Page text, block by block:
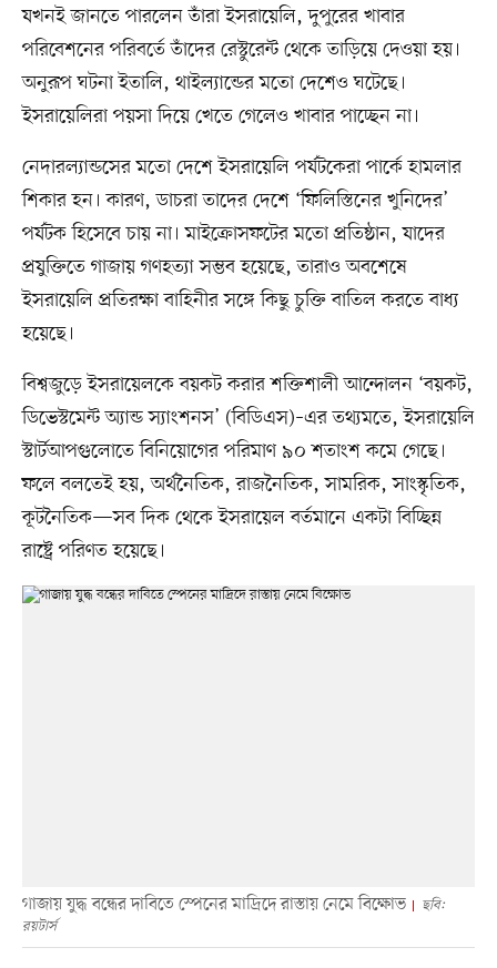
যখনই জানতে পারলেন তাঁরা ইসরায়েলি, দুপুরের খাবার
পরিবেশনের পরিবর্তে তাঁদের রেস্টুরেন্ট থেকে তাড়িয়ে দেওয়া হয়।
অনুরূপ ঘটনা ইতালি, থাইল্যান্ডের মতো দেশেও ঘটেছে।
ইসরায়েলিরা পয়সা দিয়ে খেতে গেলেও খাবার পাচ্ছেন না।
নেদারল্যান্ডসের মতো দেশে ইসরায়েলি পর্যটকেরা পার্কে হামলার
শিকার হন। কারণ, ডাচরা তাদের দেশে ‘ফিলিস্তিনের খুনিদের’
পর্যটক হিসেবে চায় না। মাইক্রোসফটের মতো প্রতিষ্ঠান, যাদের
প্রযুক্তিতে গাজায় গণহত্যা সম্ভব হয়েছে, তারাও অবশেষে
ইসরায়েলি প্রতিরক্ষা বাহিনীর সঙ্গে কিছু চুক্তি বাতিল করতে বাধ্য
হয়েছে।
বিশ্বজুড়ে ইসরায়েলকে বয়কট করার শক্তিশালী আন্দোলন ‘বয়কট,
ডিভেস্টমেন্ট অ্যান্ড স্যাংশনস’ (বিডিএস)–এর তথ্যমতে, ইসরায়েলি
স্টার্টআপগুলোতে বিনিয়োগের পরিমাণ ৯০ শতাংশ কমে গেছে।
ফলে বলতেই হয়, অর্থনৈতিক, রাজনৈতিক, সামরিক, সাংস্কৃতিক,
কূটনৈতিক—সব দিক থেকে ইসরায়েল বর্তমানে একটা বিচ্ছিন্ন
রাষ্ট্রে পরিণত হয়েছে।
গাজায় যুদ্ধ বন্ধের দাবিতে স্পেনের মাদ্রিদে রাস্তায় নেমে বিক্ষোভ
ছবি:
রয়টার্স